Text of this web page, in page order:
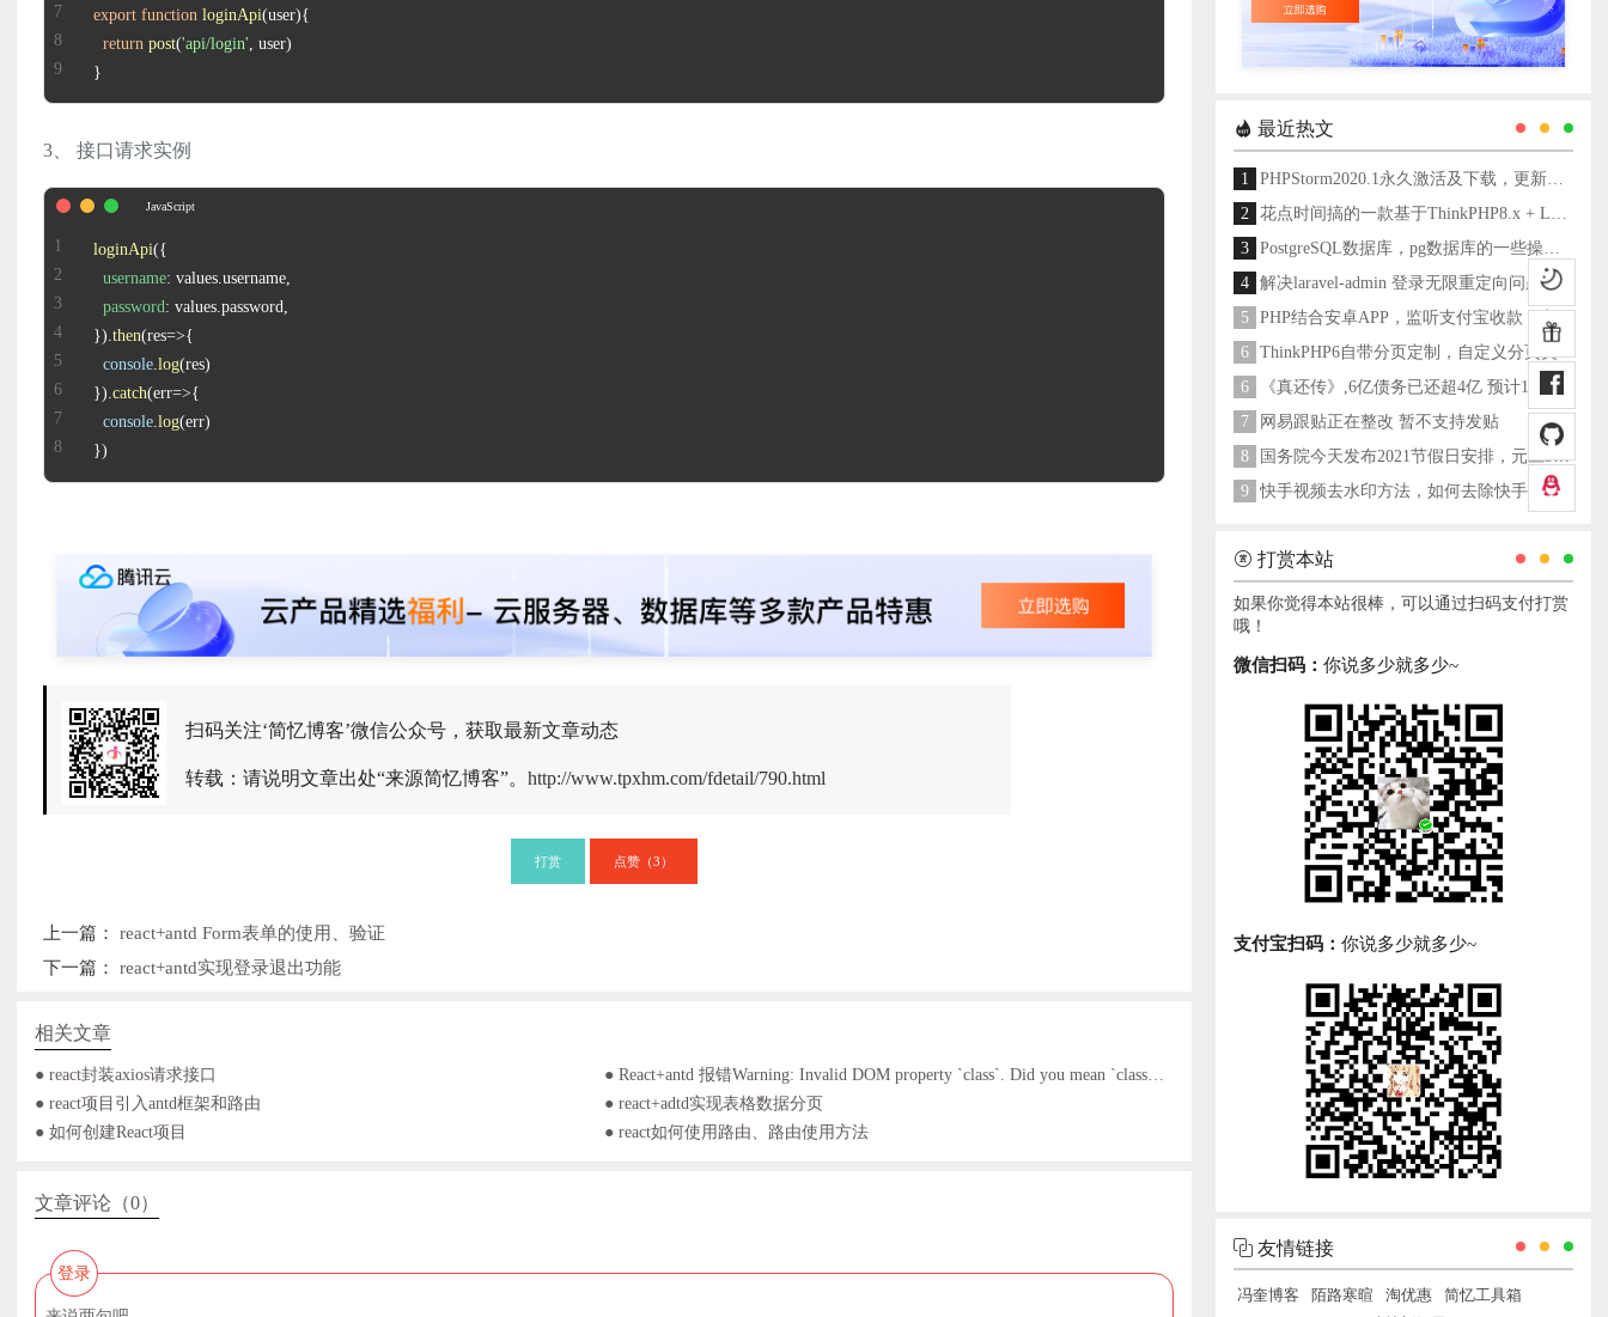
export function loginApi(user
return post('api/login'
}
3、 接口请求实例
loginApi
username: values.username
password: values.password
}).then(res=>
console.log
}).catch(err=>
console.log
})
扫码关注‘简忆博客’微信公众号，获取最新文章动态
转载：请说明文章出处“来源简忆博客”。 http://www.tpxhm.com/fdetail/790.html
打赏 点赞（3 ）
上一篇： react+antd Form表单的使用、验证
下一篇： react+antd实现登录退出功能
相关文章
● react封装axios请求接口
● react项目引入antd框架和路由
● react+adtd实现表格数据分页
● 如何创建React项目
● react如何使用路由、路由使用方法
文章评论（0）
登录
最近热文
1
PHPStorm2020.1永久激活及下载，更新至2024
2
花点时间搞的一款基于ThinkPHP8.x + Layui架构开发的通用后台管理系统
3
PostgreSQL数据库，pg数据库的一些操作命令
4
解决laravel-admin 登录无限重定向问题
5
6
ThinkPHP6自带分页定制，自定义分页类
6
《真还传》,6亿债务已还超4亿 预计1年多之内就能还清
7
网易跟贴正在整改 暂不支持发贴
8
国务院今天发布2021节假日安排，元旦3天，春节7天，劳动节5天
9
快手视频去水印方法，如何去除快手视频水印
打赏本站
如果你觉得本站很棒，可以通过扫码支付打赏
哦！
微信扫码： 你说多少就多少~
支付宝扫码： 你说多少就多少~
友情链接
冯奎博客 陌路寒暄 淘优惠
简忆工具箱